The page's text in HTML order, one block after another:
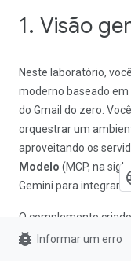
1. Visão
Neste laboratório,
moderno baseado
do Gmail do zero.
orquestrar um
aproveitando os
Modelo (MCP, na
Gemini para integrar
O complemento
gato exclusiva sob
bug_report Informar um erro